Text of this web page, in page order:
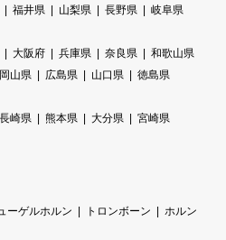
福井県 山梨県 長野県
岐阜県
大阪府 兵庫県 奈良県
和歌山県
岡山県 広島県 山口県
徳島県
長崎県 熊本県 大分県
宮崎県
ーゲルホルン トロンボーン
ホルン